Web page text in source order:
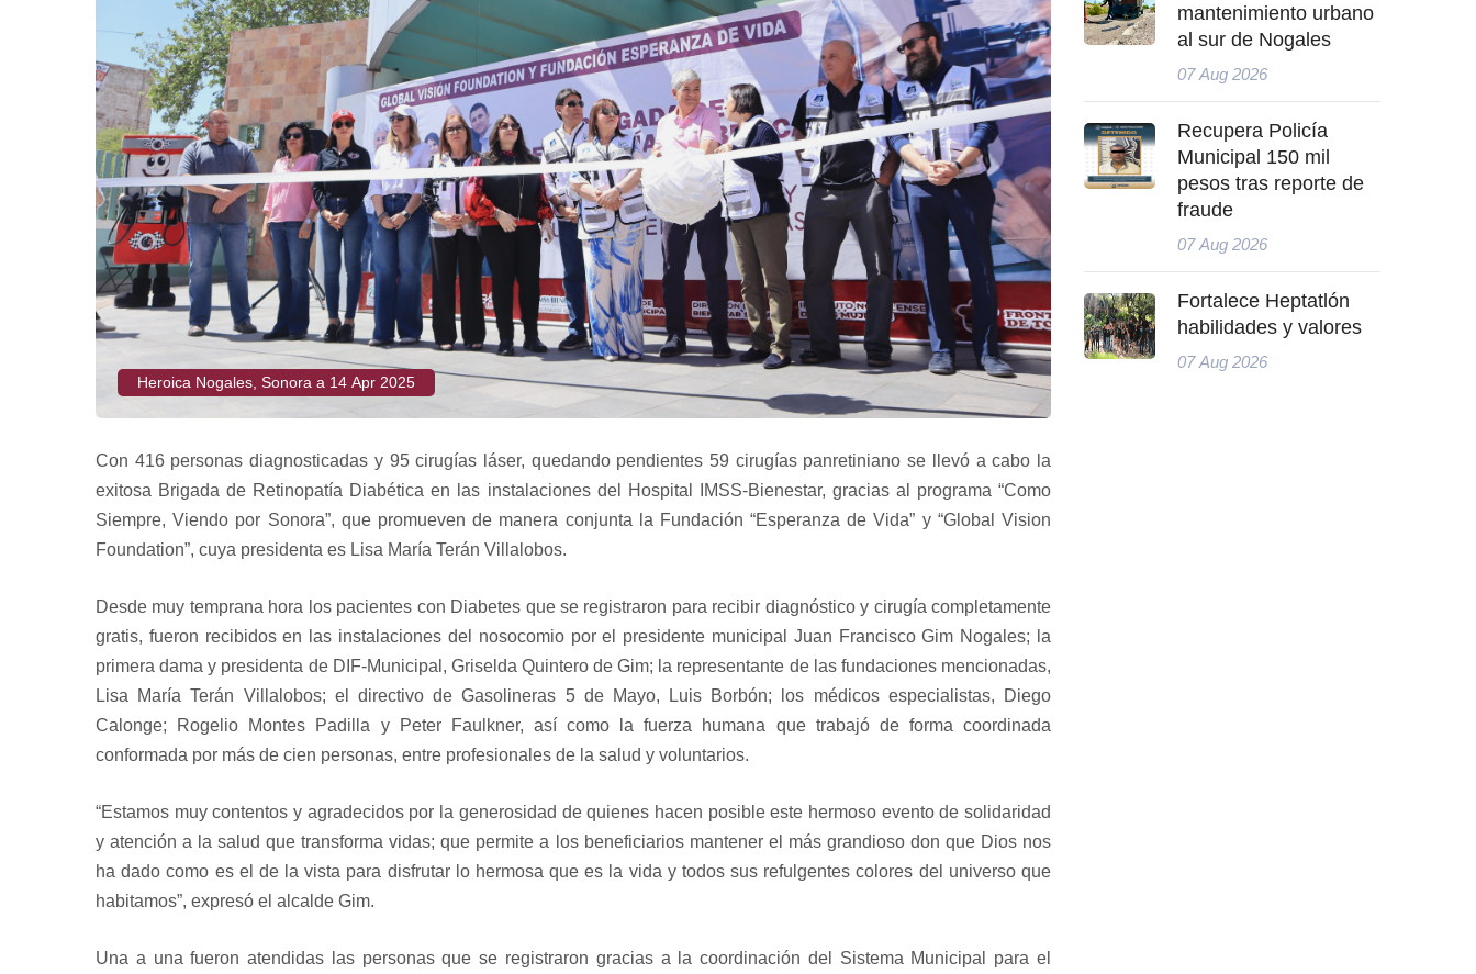
Heroica Nogales, Sonora a 14 Apr 2025
Con 416 personas diagnosticadas y 95 cirugías láser, quedando pendientes 59 cirugías panretiniano se llevó a cabo la
exitosa Brigada de Retinopatía Diabética en las instalaciones del Hospital IMSS-Bienestar, gracias al programa “Como
Siempre, Viendo por Sonora”, que promueven de manera conjunta la Fundación “Esperanza de Vida” y “Global Vision
Foundation”, cuya presidenta es Lisa María Terán Villalobos.
Desde muy temprana hora los pacientes con Diabetes que se registraron para recibir diagnóstico y cirugía completamente
gratis, fueron recibidos en las instalaciones del nosocomio por el presidente municipal Juan Francisco Gim Nogales; la
primera dama y presidenta de DIF-Municipal, Griselda Quintero de Gim; la representante de las fundaciones mencionadas,
Lisa María Terán Villalobos; el directivo de Gasolineras 5 de Mayo, Luis Borbón; los médicos especialistas, Diego
Calonge; Rogelio Montes Padilla y Peter Faulkner, así como la fuerza humana que trabajó de forma coordinada
conformada por más de cien personas, entre profesionales de la salud y voluntarios.
“Estamos muy contentos y agradecidos por la generosidad de quienes hacen posible este hermoso evento de solidaridad
y atención a la salud que transforma vidas; que permite a los beneficiarios mantener el más grandioso don que Dios nos
ha dado como es el de la vista para disfrutar lo hermosa que es la vida y todos sus refulgentes colores del universo que
habitamos”, expresó el alcalde Gim.
Una a una fueron atendidas las personas que se registraron gracias a la coordinación del Sistema Municipal para el
mantenimiento urbano
al sur de Nogales
07 Aug 2026
Recupera Policía
Municipal 150 mil
pesos tras reporte de
fraude
07 Aug 2026
Fortalece Heptatlón
habilidades y valores
07 Aug 2026